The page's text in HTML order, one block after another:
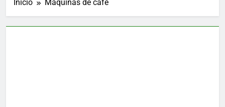
Inicio Máquinas de café